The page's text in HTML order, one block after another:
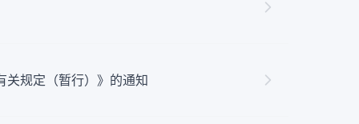
关规定（暂行）》的通知